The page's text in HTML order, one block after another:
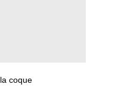
coque